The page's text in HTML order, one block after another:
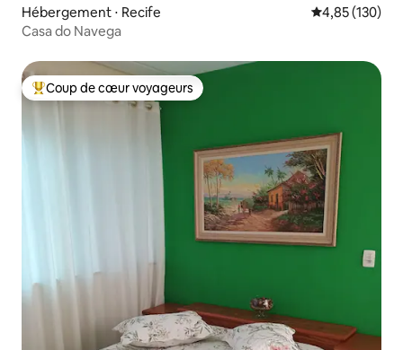
Hébergement ⋅ Recife Évaluation
4,85 (130)
Casa do Navega
Coups de cœur voyageurs les plus appréciés
Coup de cœur voyageurs